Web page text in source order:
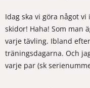
Idag ska vi göra något
skidor! Haha! Som man
varje tävling. Ibland
träningsdagarna. Och
varje par (sk